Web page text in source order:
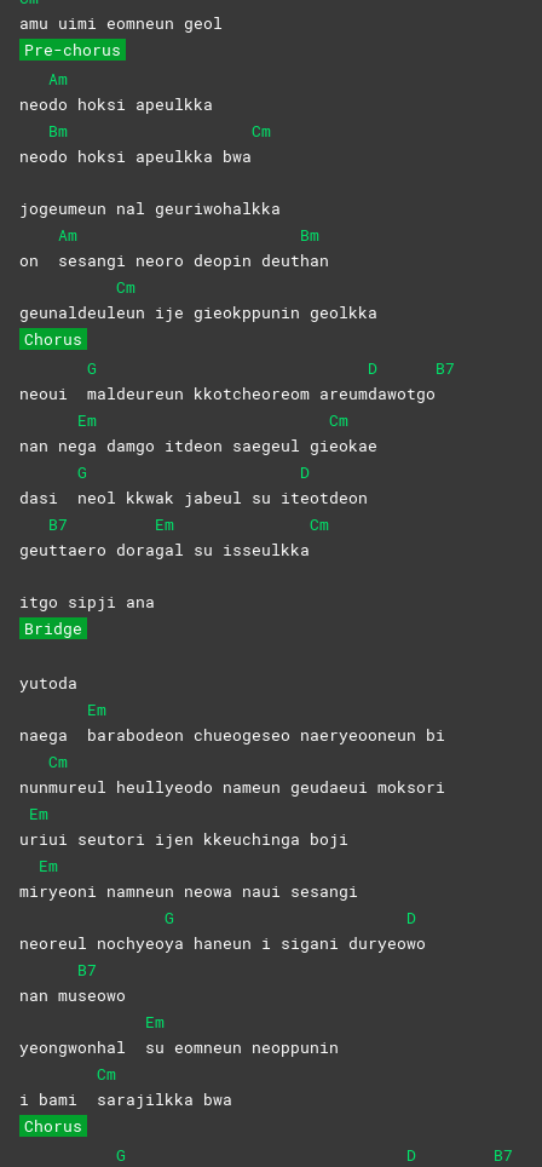
amu uimi eomneun geol
Pre-chorus
neo
Am
do hoksi apeulkka
neo
Bm
do hoksi apeulkka bwa
Cm
jogeumeun nal geuriwohalkka
on
Am
sesangi neoro deopin deut
Bm
han
geunaldeul
Cm
eun ije gieokppunin geolkka
Chorus
neoui
G
maldeureun kkotcheoreom areum
D
dawotgo
B7
nan ne
Em
ga damgo itdeon saegeul gi
Cm
eokae
dasi
G
neol kkwak jabeul su it
D
eotdeon
geu
B7
ttaero dora
Em
gal su isseulkka
Cm
itgo sipji ana
Bridge
yutoda
naega
Em
barabodeon chueogeseo naeryeooneun bi
nun
Cm
mureul heullyeodo nameun geudaeui moksori
u
Em
riui seutori ijen kkeuchinga boji
mi
Em
ryeoni namneun neowa naui sesangi
neoreul nochyeo
G
ya haneun i sigani duryeo
D
wo
nan mu
B7
seowo
yeongwonhal
Em
su eomneun neoppunin
i bami
Cm
sarajilkka bwa
Chorus
G
D
B7